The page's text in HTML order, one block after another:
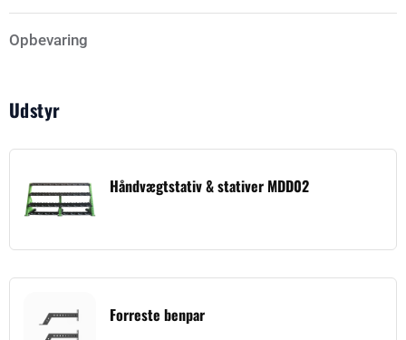
Opbevaring
Udstyr
Håndvægtstativ & stativer MDD02
Forreste benpar